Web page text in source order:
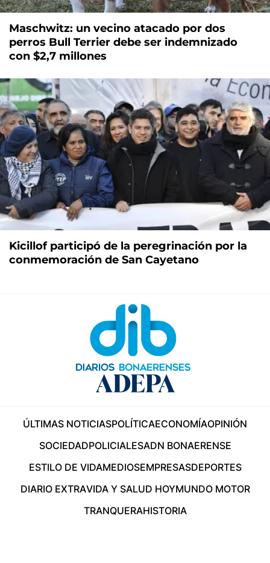
Maschwitz: un vecino atacado por dos
perros Bull Terrier debe ser indemnizado
con $2,7 millones
Kicillof participó de la peregrinación por la
conmemoración de San Cayetano
ÚLTIMAS NOTICIASPOLÍTICAECONOMÍAOPINIÓN
SOCIEDADPOLICIALESADN BONAERENSE
ESTILO DE VIDAMEDIOSEMPRESASDEPORTES
DIARIO EXTRAVIDA Y SALUD HOYMUNDO MOTOR
TRANQUERAHISTORIA